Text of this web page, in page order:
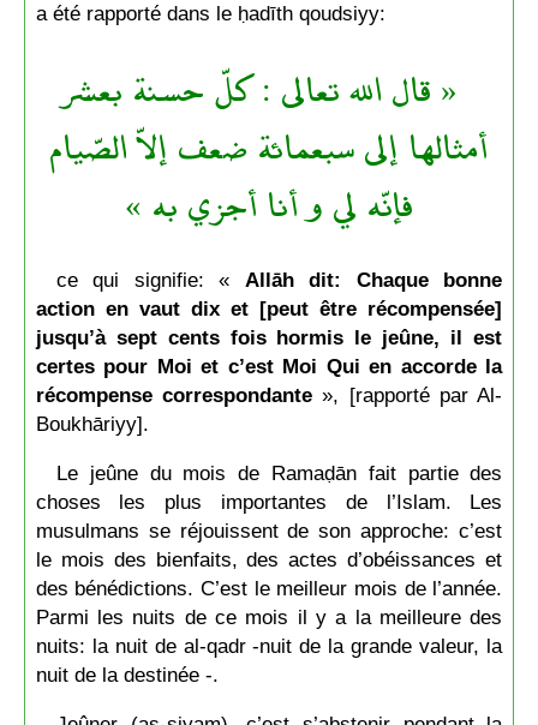
a été rapporté dans le ḥadīth qoudsiyy:
« قال الله تعالى : كلّ حسنة بعشر
أمثالها إلى سبعمائة ضعف إلاّ الصّيام
فإنّه لي و أنا أجزي به »
ce qui signifie: « Allāh dit: Chaque bonne
action en vaut dix et [peut être récompensée]
jusqu’à sept cents fois hormis le jeûne, il est
certes pour Moi et c’est Moi Qui en accorde la
récompense correspondante», [rapporté par Al-
Boukhāriyy].
Le jeûne du mois de Ramaḍān fait partie des
choses les plus importantes de l’Islam. Les
musulmans se réjouissent de son approche: c’est
le mois des bienfaits, des actes d’obéissances et
des bénédictions. C’est le meilleur mois de l’année.
Parmi les nuits de ce mois il y a la meilleure des
nuits: la nuit de al-qadr -nuit de la grande valeur, la
nuit de la destinée -.